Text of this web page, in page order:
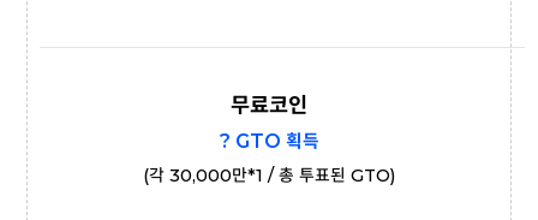
무료코인
? GTO 획득
(각 30,000만*1 / 총 투표된 GTO)